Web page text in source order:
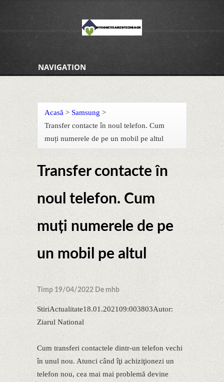
NAVIGATION
Acasă > Samsung >
Transfer contacte în noul telefon. Cum
muți numerele de pe un mobil pe altul
Transfer contacte în
noul telefon. Cum
muți numerele de pe
un mobil pe altul
Timp 19/04/2022 De mhb
StiriActualitate18.01.202109:003803Autor:
Ziarul National
Cum transferi contactele dintr-un telefon vechi
în unul nou. Atunci când îţi achiziţionezi un
telefon nou, cea mai mai problemă devine